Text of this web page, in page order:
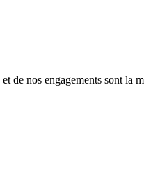
de nos engagements sont